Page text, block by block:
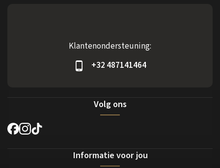
Klantenondersteuning:
+32 487141464
Volg ons
Informatie voor jou